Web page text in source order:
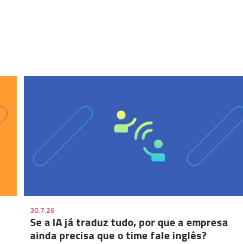
30.7.26
Se a IA já traduz tudo, por que a empresa
ainda precisa que o time fale inglês?